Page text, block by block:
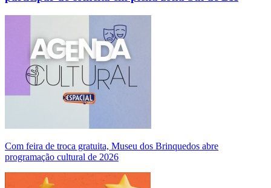
Com feira de troca gratuita, Museu dos Brinquedos abre
programação cultural de 2026